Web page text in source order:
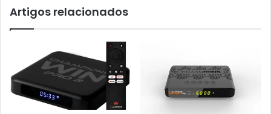
Artigos relacionados